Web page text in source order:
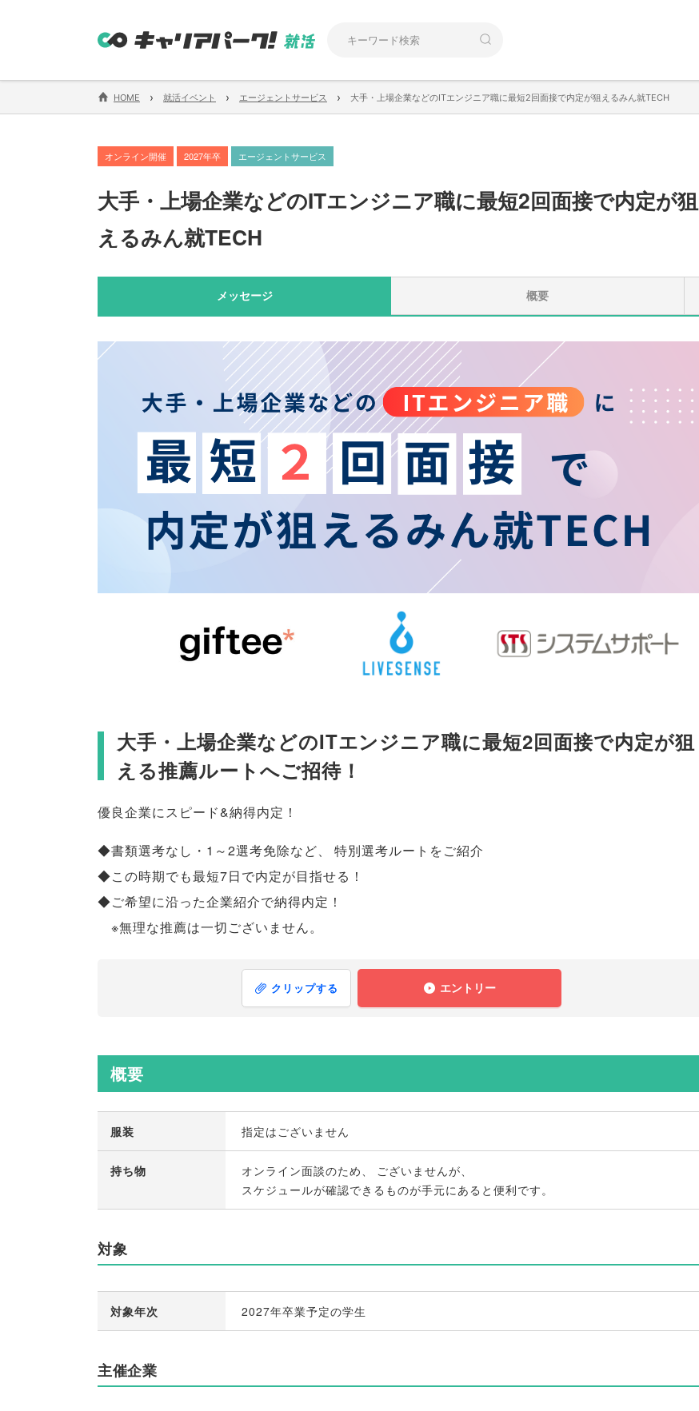
HOME › 就活イベント › エージェントサービス › 大手・上場企業などのITエンジニア職に最短2回面接で内定が狙えるみん就TECH
オンライン開催 2027年卒 エージェントサービス
大手・上場企業などのITエンジニア職に最短2回面接で内定が狙
えるみん就TECH
メッセージ 概要
大手・上場企業などのITエンジニア職に最短2回面接で内定が狙
える推薦ルートへご招待！
優良企業にスピード&納得内定！
◆書類選考なし・1～2選考免除など、
特別選考ルートをご紹介
◆この時期でも最短7日で内定が目指せる！
◆ご希望に沿った企業紹介で納得内定！
※無理な推薦は一切ございません。
クリップする エントリー
概要
服装 指定はございません
持ち物 オンライン面談のため ございませんが
スケジュールが確認できるものが手元にあると便利です 。
対象
対象年次 2027年卒業予定の学生
主催企業